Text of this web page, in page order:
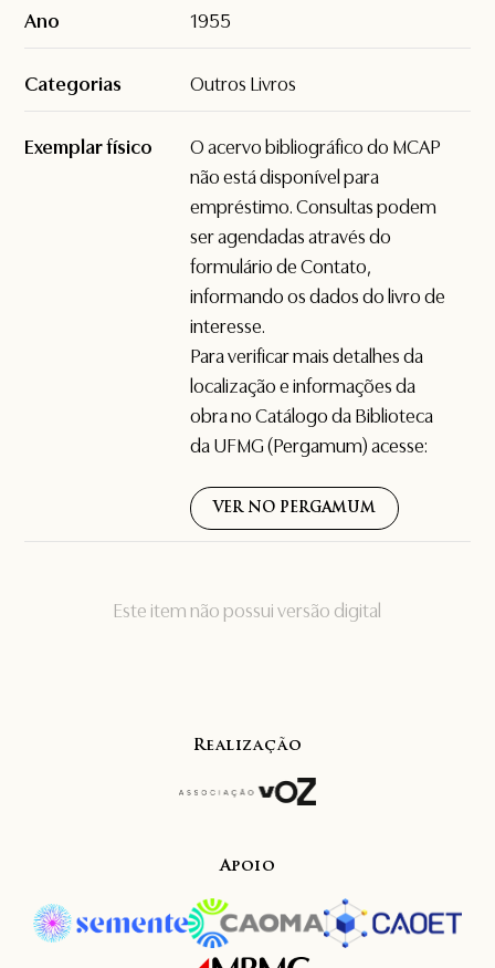
Este item não possui versão digital
Ano 1955
Categorias Outros Livros
Exemplar físico
O acervo bibliográfico do MCAP
não está disponível para
empréstimo. Consultas podem
ser agendadas através do
formulário deContato,
informando os dados do livro de
interesse.
Para verificar mais detalhes da
localização e informações da
obra no Catálogo da Biblioteca
da UFMG (Pergamum) acesse:
VER NO PERGAMUM
Realização
Apoio